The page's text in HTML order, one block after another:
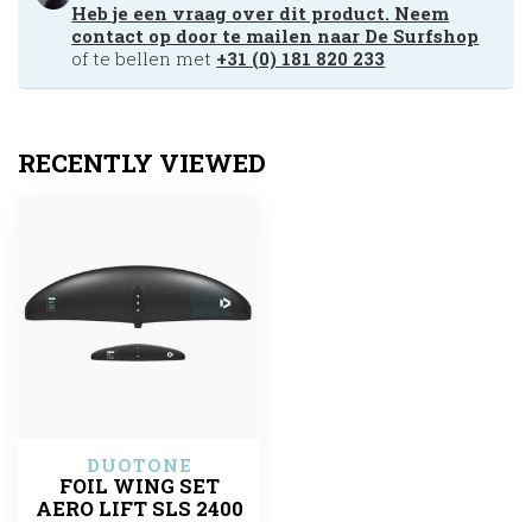
Heb je een vraag over dit product. Neem
contact op door te mailen naar De Surfshop
of te bellen met +31 (0) 181 820 233
RECENTLY VIEWED
DUOTONE
FOIL WING SET
AERO LIFT SLS 2400